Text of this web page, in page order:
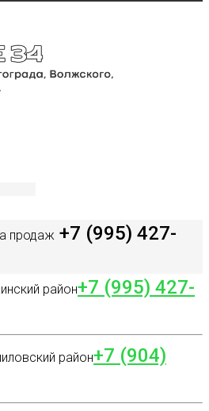
продаж +7 (995) 427-
район+7 (995) 427-
район+7 (904)